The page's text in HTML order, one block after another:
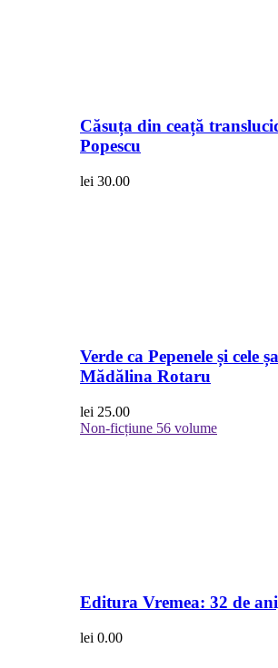
Căsuța din ceață
Popescu
lei 30.00
Verde ca Pepenele și cele
Mădălina Rotaru
lei 25.00
Non-ficțiune 56 volume
Editura Vremea: 32 de
lei 0.00